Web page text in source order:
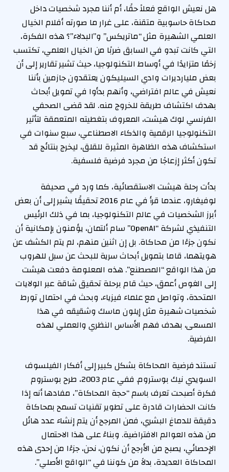
b
l
i
s
h
e
d
O
n
2
/
5
2
0
2
6
هل نعيش الواقع فعلاً حقًا، أم أننا مجرد شخصيات داخل
محاكاة حاسوبية متقنة، على غرار ما صورته أفلام الخيال
العلمي الشهيرة مثل “ماتريكس” و”البدلاء”؟ هذه الفكرة،
التي كانت تبدو في السابق ضربًا من الخيال العلمي، تكتسب
زخمًا متزايدًا في أوساط التكنولوجيا، حيث تشير تقارير إلى أن
بعض مليارديرات وادي السيليكون يعتقدون جازمين بأننا
نعيش في عالم افتراضي، وأنهم بدأوا في تمويل أبحاث
بهدف اكتشاف طريقة للخروج منه. لقد قضى الصحفي
الفرنسي لوك هيشت، المعروف بتغطيته المتعمقة لتأثير
التكنولوجيا الرقمية والذكاء الاصطناعي، سبع سنوات في
استكشاف هذه الظاهرة المثيرة للقلق، ليخرج بنتائج قد
تكون أكثر إزعاجًا من مجرد فرضية فلسفية.
بدأت رحلة هيشت الاستقصائية، كما ورد في صحيفة
لوفيغارو، عندما قرأ في عام 2016 تحقيقًا يشير إلى أن بعض
أبرز الشخصيات في عالم التكنولوجيا، بما في ذلك الرئيس
التنفيذي لشركة “OpenAI” سام ألتمان، يؤمنون بإمكانية أن
نكون جزءًا من محاكاة. بل إن اثنين منهم، لم يتم الكشف عن
هويتهما، قاما بتمويل أبحاث سرية للبحث عن سبل للهروب
من هذا الواقع “المصطنع”. هذه المعلومة دفعت هيشت
إلى الغوص أعمق، حيث قام برحلة تحقيق شاقة عبر الولايات
المتحدة، وتواصل مع علماء فيزياء، وبحث في احتمال تورط
شخصيات شهيرة مثل إيلون ماسك وشقيقه في هذا
المسعى، بهدف فهم الأساس النظري والعملي لهذه
الفرضية.
تستند فرضية المحاكاة بشكل كبير إلى أفكار الفيلسوف
السويدي نيك بوستروم. ففي عام 2003، طرح بوستروم
فكرة أصبحت تعرف باسم “حجة المحاكاة”، مفادها أنه إذا
كانت الحضارات قادرة على تطوير تقنيات تسمح بمحاكاة
دقيقة للدماغ البشري، فمن المرجح أن يتم إنشاء عدد هائل
من هذه العوالم الافتراضية. وبناءً على هذا الاحتمال
الإحصائي، يصبح من الأرجح أن نكون، نحن، جزءًا من إحدى هذه
المحاكاة العديدة، بدلاً من كوننا في “الواقع الأصلي”.